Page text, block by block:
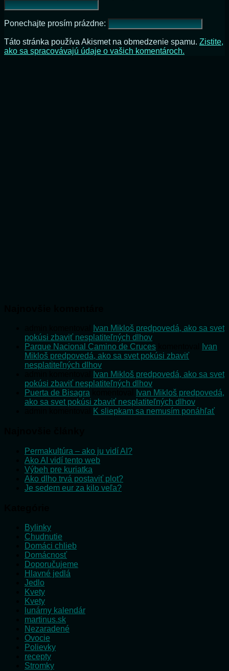
Ponechajte prosím prázdne:
Táto stránka používa Akismet na obmedzenie spamu. Zistite,
ako sa spracovávajú údaje o vašich komentároch.
Ivan Mikloš predpovedá, ako sa svet
pokúsi zbaviť nesplatiteľných dlhov
Parque Nacional Camino de Cruces
Ivan
Mikloš predpovedá, ako sa svet pokúsi zbaviť
nesplatiteľných dlhov
Ivan Mikloš predpovedá, ako sa svet
pokúsi zbaviť nesplatiteľných dlhov
Puerta de Bisagra
Ivan Mikloš predpovedá,
ako sa svet pokúsi zbaviť nesplatiteľných dlhov
K sliepkam sa nemusím ponáhľať
Permakultúra – ako ju vidí AI?
Ako AI vidí tento web
Výbeh pre kuriatka
Ako dlho trvá postaviť plot?
Je sedem eur za kilo veľa?
Bylinky
Chudnutie
Domáci chlieb
Domácnosť
Doporučujeme
Hlavné jedlá
Jedlo
Kvety
Kvety
lunárny kalendár
martinus.sk
Nezaradené
Ovocie
Polievky
recepty
Stromky